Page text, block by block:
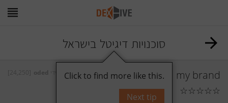
סוכנויות דיגיטל בישראל
my brand
☆
☆
☆
☆
☆
0 תגובות
Click to find more like this.
Next tip